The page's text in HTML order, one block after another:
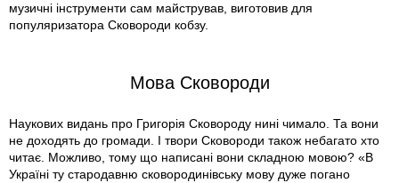
музичні інструменти сам майстрував, виготовив для
популяризатора Сковороди кобзу.
Мова Сковороди
Наукових видань про Григорія Сковороду нині чимало. Та вони
не доходять до громади. І твори Сковороди також небагато хто
читає. Можливо, тому що написані вони складною мовою? «В
Україні ту стародавню сковородинівську мову дуже погано